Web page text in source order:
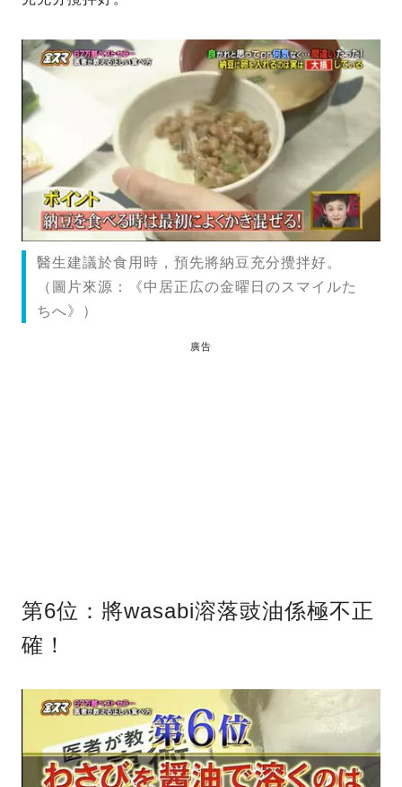
醫生建議於食用時，預先將納豆充分攪拌好。
（圖片來源：《中居正広の金曜日のスマイルた
ちへ》）
廣告
第6位：將wasabi溶落豉油係極不正
確！